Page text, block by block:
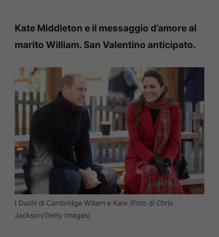
Kate Middleton e il messaggio d’amore al
marito William. San Valentino anticipato.
I Duchi di Cambridge Willam e Kate (Foto di Chris
Jackson/Getty Images)